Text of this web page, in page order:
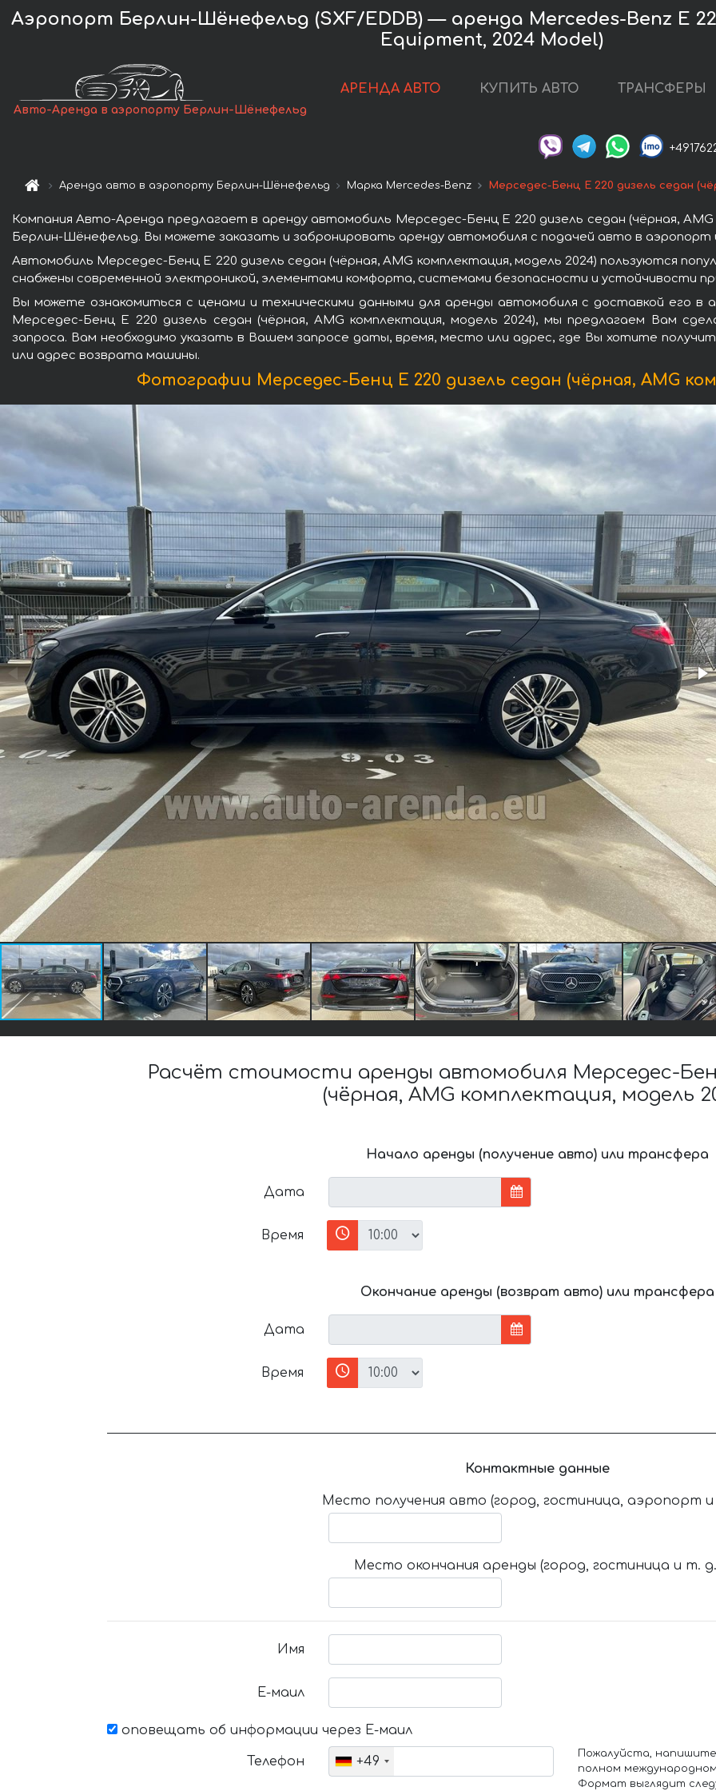
Аэропорт Берлин-Шёнефельд (SXF/EDDB) — аренда Mercedes-Benz E
Equipment, 2024 Model)
Авто-Аренда в аэропорту Берлин-Шёнефельд
АРЕНДА АВТО КУПИТЬ АВТО ТРАНСФЕРЫ
Аренда авто в аэропорту Берлин-Шёнефельд Марка Mercedes-Benz Мерседес-Бенц E 220 дизель седан
Компания Авто-Аренда предлагает в аренду автомобиль Мерседес-Бенц E 220 дизель седан (чёрная,
Берлин-Шёнефельд. Вы можете заказать и забронировать аренду автомобиля с подачей авто в аэропорт
Автомобиль Мерседес-Бенц E 220 дизель седан (чёрная, AMG комплектация, модель 2024) пользуются
снабжены современной электроникой, элементами комфорта, системами безопасности и устойчивости
Вы можете ознакомиться с ценами и техническими данными для аренды автомобиля с доставкой его
Мерседес-Бенц E 220 дизель седан (чёрная, AMG комплектация, модель 2024), мы предлагаем Вам
запроса. Вам необходимо указать в Вашем запросе даты, время, место или адрес, где Вы хотите
или адрес возврата машины.
Фотографии Мерседес-Бенц E 220 дизель седан (чёрная, AMG
Расчёт стоимости аренды автомобиля Мерседес-
(чёрная, AMG комплектация, модель
Начало аренды (получение авто) или трансфера
Дата
Время
Окончание аренды (возврат авто) или трансфера
Дата
Время
Контактные данные
Место получения авто (город, гостиница, аэропорт и
Место окончания аренды (город, гостиница и т.
Имя
Е-маил
оповещать об информации через Е-маил
Телефон +49
Пожалуйста,
полном
Формат выглядит